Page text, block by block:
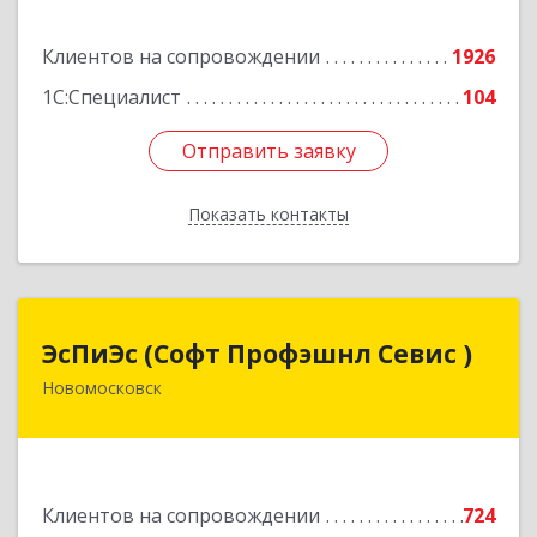
Клиентов на сопровождении
1926
1С:Специалист
104
Отправить заявку
Показать контакты
Отправить заявку
Назад
ЭсПиЭс (Софт Профэшнл Севис )
Новомосковск
Клиентов на сопровождении
724
ЭсПиЭс (Софт Профэшнл Севис )
301659, Тульская обл, Новомосковский р-н,